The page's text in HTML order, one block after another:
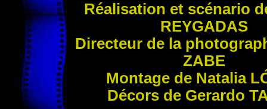
Réalisation et scénario
REYGADAS
Directeur de la
ZABE
Montage de Natalia
Décors de Gerardo